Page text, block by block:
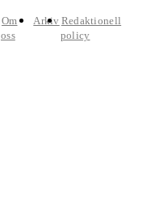
Om
oss
Arkiv Redaktionell
policy